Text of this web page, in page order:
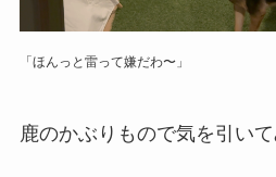
「ほんっと雷って嫌だわ〜」
鹿のかぶりもので気を引いて